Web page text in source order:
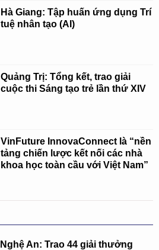
Hà Giang: Tập huấn ứng dụng Trí
tuệ nhân tạo (AI)
Quảng Trị: Tổng kết, trao giải
cuộc thi Sáng tạo trẻ lần thứ XIV
VinFuture InnovaConnect là “nền
tảng chiến lược kết nối các nhà
khoa học toàn cầu với Việt Nam”
Nghệ An: Trao 44 giải thưởng